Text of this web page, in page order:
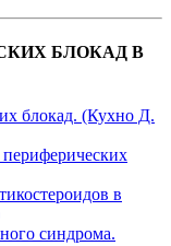
БЛОКАД В
блокад. (Кухно Д.
в
синдрома.